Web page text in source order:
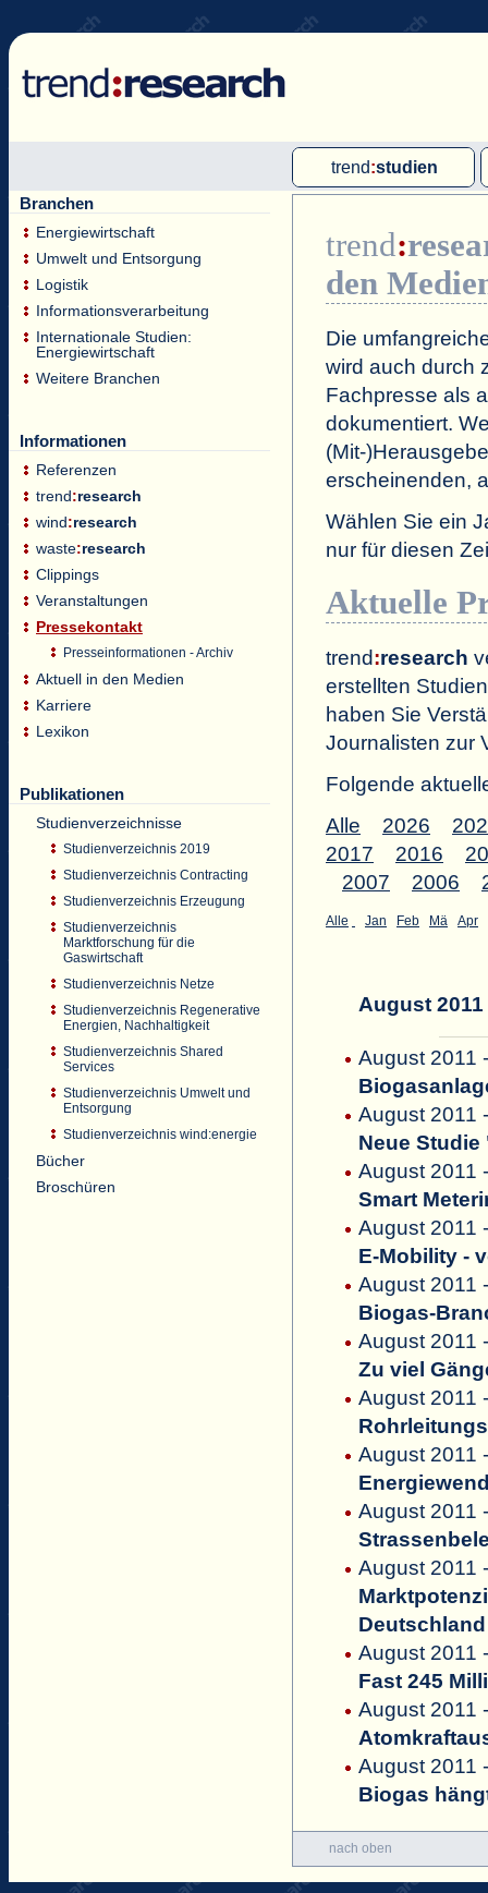
trend:studien
Single-Client-Studien
Internationale Markt Reports
Branchen
Energiewirtschaft
Umwelt und Entsorgung
Logistik
Informationsverarbeitung
Internationale Studien:
Energiewirtschaft
Weitere Branchen
Informationen
Referenzen
trend:research
wind:research
waste:research
Clippings
Veranstaltungen
Pressekontakt
Presseinformationen - Archiv
Aktuell in den Medien
Karriere
Lexikon
Publikationen
Studienverzeichnisse
Studienverzeichnis 2019
Studienverzeichnis Contracting
Studienverzeichnis Erzeugung
Studienverzeichnis
Marktforschung für die
Gaswirtschaft
Studienverzeichnis Netze
Studienverzeichnis Regenerative
Energien, Nachhaltigkeit
Studienverzeichnis Shared
Services
Studienverzeichnis Umwelt und
Entsorgung
Studienverzeichnis wind:energie
Bücher
Broschüren
trend:
den
Die
wird auch durch
Fachpresse als
dokumentiert.
(Mit-
erscheinenden,
Wählen Sie ein
nur für diesen
Aktuelle
trend:research
erstellten
haben Sie
Journalisten zur
Folgende
Alle
2026
2017
2016
2007
2006
Alle Jan Feb Mä Apr
August 2011
August 2011
August 2011
Neue
August 2011
Smart
August 2011
E-Mobility -
August 2011
Biogas-
August 2011
Zu viel
August 2011
August 2011
August 2011
August 2011
August 2011
Fast 245
August 2011
August 2011
Biogas
nach oben